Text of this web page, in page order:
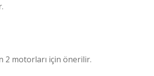
2 motorları için önerilir.